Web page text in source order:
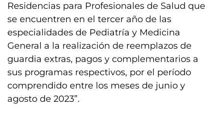
Residencias para Profesionales de Salud que
se encuentren en el tercer año de las
especialidades de Pediatría y Medicina
General a la realización de reemplazos de
guardia extras, pagos y complementarios a
sus programas respectivos, por el período
comprendido entre los meses de junio y
agosto de 2023”.